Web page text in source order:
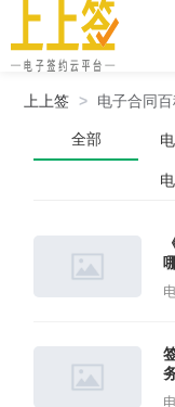
上上签 > 电子合同
全部